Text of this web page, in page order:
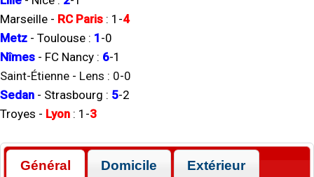
Marseille - RC Paris : 1 -4
Metz - Toulouse : 1 -0
Nîmes - FC Nancy : 6-1
Saint-Étienne - Lens : 0-0
Sedan - Strasbourg : 5-2
Troyes - Lyon : 1 -3
Général Domicile Extérieur